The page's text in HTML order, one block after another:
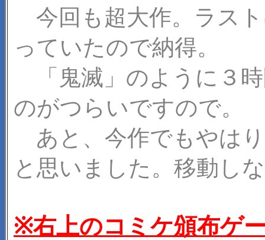
今回も超大作。ラス
っていたので納得。
「鬼滅」のように３
のがつらいですので。
あと、今作でもやは
と思いました。移動し
※右上のコミケ頒布ゲ